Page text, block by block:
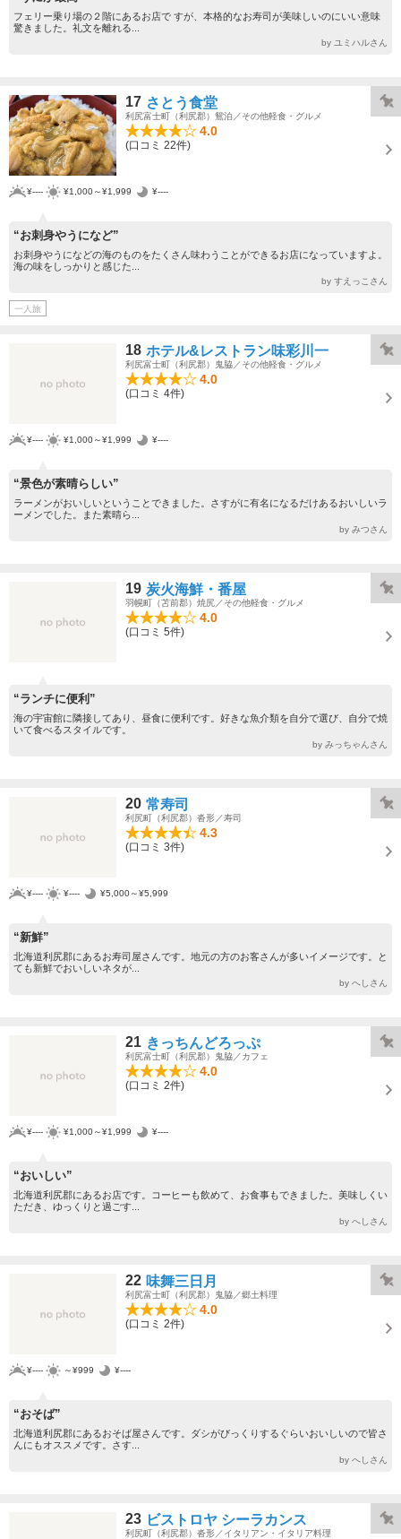
フェリー乗り場の２階にあるお店で すが、本格的なお寿司が美味しいのにいい意味
驚きました。礼文を離れる...
by ユミハルさん
17 さとう食堂
利尻富士町（利尻郡）鴛泊／その他軽食・グルメ
4.0
(口コミ 22件)
¥---- ¥1,000～¥1,999 ¥----
“お刺身やうになど”
お刺身やうになどの海のものをたくさん味わうことができるお店になっていますよ。
海の味をしっかりと感じた...
by すえっこさん
一人旅
18 ホテル&レストラン味彩川一
利尻富士町（利尻郡）鬼脇／その他軽食・グルメ
4.0
(口コミ 4件)
¥---- ¥1,000～¥1,999 ¥----
“景色が素晴らしい”
ラーメンがおいしいということできました。さすがに有名になるだけあるおいしいラ
ーメンでした。また素晴ら...
by みつさん
19 炭火海鮮・番屋
羽幌町（苫前郡）焼尻／その他軽食・グルメ
4.0
(口コミ 5件)
“ランチに便利”
海の宇宙館に隣接してあり、昼食に便利です。好きな魚介類を自分で選び、自分で焼
いて食べるスタイルです。
by みっちゃんさん
20 常寿司
利尻町（利尻郡）沓形／寿司
4.3
(口コミ 3件)
¥---- ¥---- ¥5,000～¥5,999
“新鮮”
北海道利尻郡にあるお寿司屋さんです。地元の方のお客さんが多いイメージです。と
ても新鮮でおいしいネタが...
by へしさん
21 きっちんどろっぷ
利尻富士町（利尻郡）鬼脇／カフェ
4.0
(口コミ 2件)
¥---- ¥1,000～¥1,999 ¥----
“おいしい”
北海道利尻郡にあるお店です。コーヒーも飲めて、お食事もできました。美味しくい
ただき、ゆっくりと過ごす...
by へしさん
22 味舞三日月
利尻富士町（利尻郡）鬼脇／郷土料理
4.0
(口コミ 2件)
¥---- ～¥999 ¥----
“おそば”
北海道利尻郡にあるおそば屋さんです。ダシがびっくりするぐらいおいしいので皆さ
んにもオススメです。さす...
by へしさん
23 ビストロヤ シーラカンス
利尻町（利尻郡）沓形／イタリアン・イタリア料理